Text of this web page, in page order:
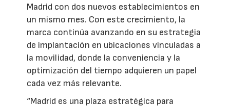
Madrid con dos nuevos establecimientos en
un mismo mes. Con este crecimiento, la
marca continúa avanzando en su estrategia
de implantación en ubicaciones vinculadas a
la movilidad, donde la conveniencia y la
optimización del tiempo adquieren un papel
cada vez más relevante.
“Madrid es una plaza estratégica para